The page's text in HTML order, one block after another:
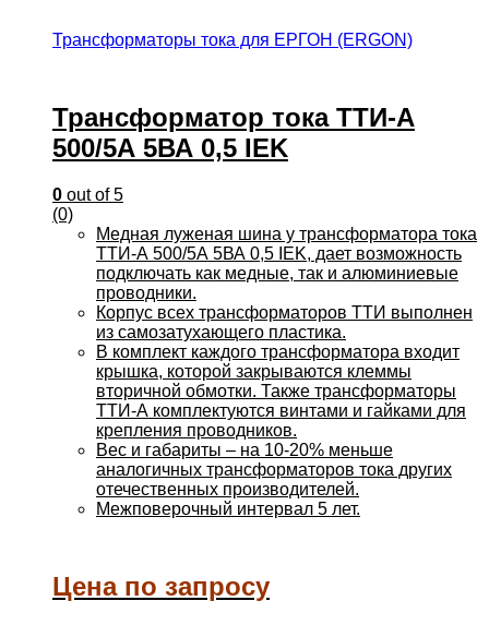
Трансформаторы тока для ЕРГОН (ERGON)
Трансформатор тока ТТИ-А
500/5А 5ВА 0,5 IEK
0 out of 5
(0)
Медная луженая шина у трансформатора тока
ТТИ-А 500/5А 5ВА 0,5 IEK, дает возможность
подключать как медные, так и алюминиевые
проводники.
Корпус всех трансформаторов ТТИ выполнен
из самозатухающего пластика.
В комплект каждого трансформатора входит
крышка, которой закрываются клеммы
вторичной обмотки. Также трансформаторы
ТТИ-А комплектуются винтами и гайками для
крепления проводников.
Вес и габариты – на 10-20% меньше
аналогичных трансформаторов тока других
отечественных производителей.
Межповерочный интервал 5 лет.
Цена по запросу